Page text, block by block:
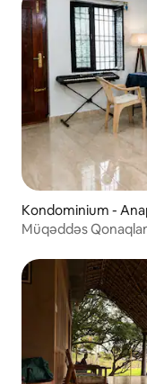
Kondominium -
Müqəddəs